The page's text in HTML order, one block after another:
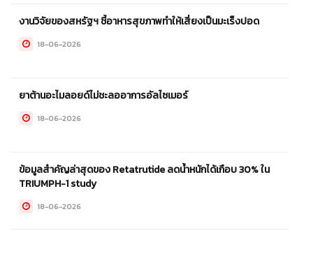
งานวิจัยของสหรัฐฯ ชี้อาหารสุขภาพทำให้เสี่ยงเป็นมะเร็งปอด
18-06-2026
ยาต้านอะไมลอยด์ไม่ชะลออาการอัลไซเมอร์
18-06-2026
ข้อมูลสำคัญล่าสุดของ Retatrutide ลดน้ำหนักได้เกือบ 30% ใน
TRIUMPH-1 study
18-06-2026